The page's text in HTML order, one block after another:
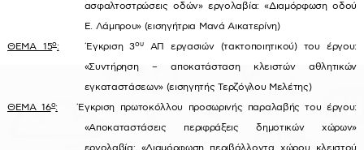
ασφαλτοστρώσεις οδών» εργολαβία: «Διαμόρφωση οδού
Ε. Λάμπρου» (εισηγήτρια Μανά Αικατερίνη)
ΘΕΜΑ 15ο: Έγκριση 3ουΑΠ εργασιών (τακτοποιητικού) του έργου:
«Συντήρηση – αποκατάσταση κλειστών αθλητικών
εγκαταστάσεων» (εισηγητής Τερζόγλου Μελέτης)
ΘΕΜΑ 16ο: Έγκριση πρωτοκόλλου προσωρινής παραλαβής του έργου:
«Αποκαταστάσεις περιφράξεις δημοτικών χώρων»
εργολαβία: «Διαμόρφωση περιβάλλοντα χώρου κλειστού